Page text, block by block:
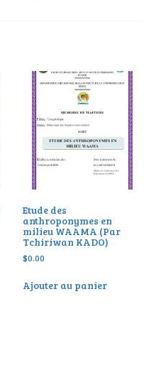
Etude des
anthroponymes en
milieu WAAMA (Par
Tchiriwan KADO)
$0.00
Ajouter au panier